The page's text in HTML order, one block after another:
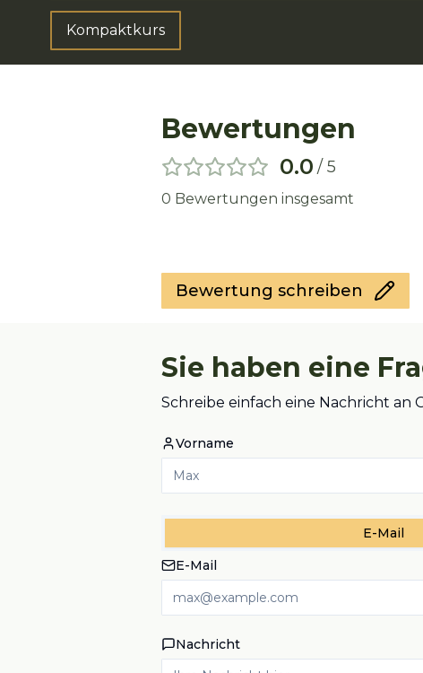
Kompaktkurs
Bewertungen
0.0 / 5
0 Bewertungen insgesamt
Bewertung schreiben
Sie haben eine
Schreibe einfach eine Nachricht
Vorname
E-Mail
E-Mail
Nachricht